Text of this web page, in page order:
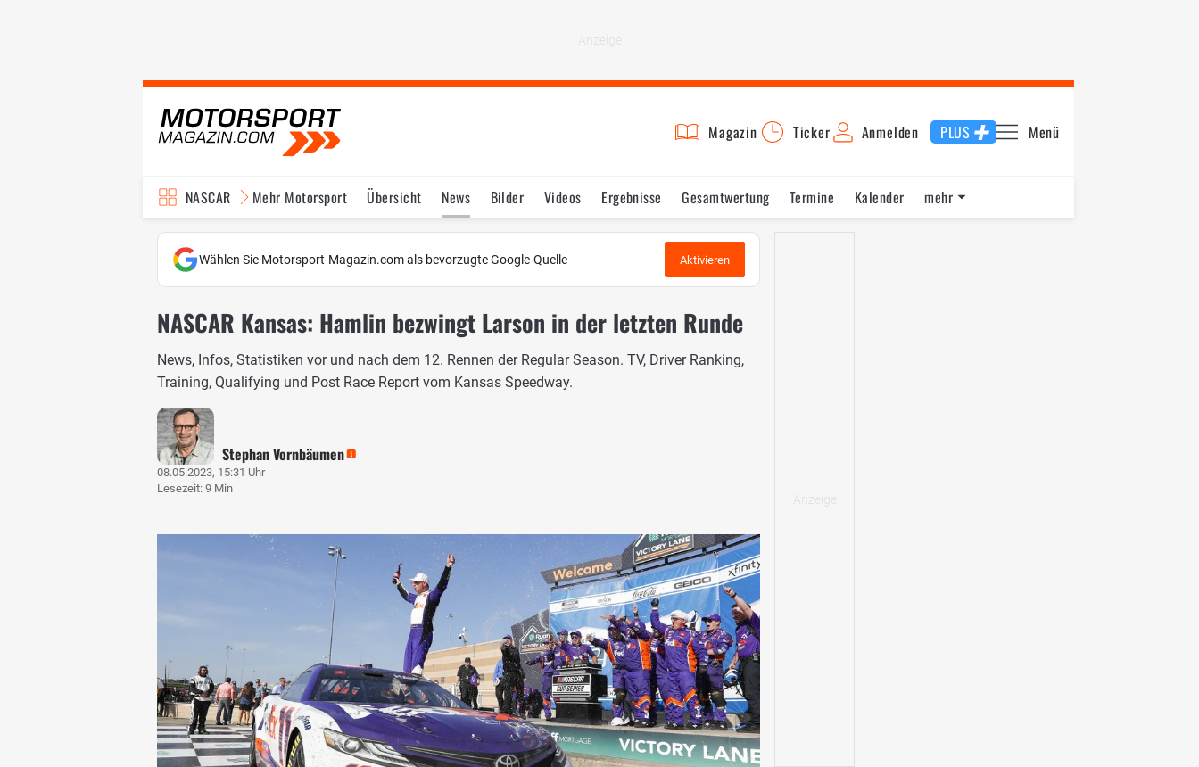
Magazin Ticker Anmelden PLUS Menü
NASCAR Mehr Motorsport Übersicht News Bilder Videos Ergebnisse Gesamtwertung Termine
Kalender
TV-Programm
mehr
Wählen Sie Motorsport-Magazin.com als bevorzugte Google-Quelle Aktivieren
NASCAR Kansas: Hamlin bezwingt Larson in der letzten Runde
News, Infos, Statistiken vor und nach dem 12. Rennen der Regular Season. TV, Driver Ranking,
Training, Qualifying und Post Race Report vom Kansas Speedway.
Stephan Vornbäumen
08.05.2023, 15:31 Uhr
Lesezeit: 9 Min